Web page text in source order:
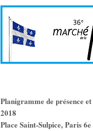
Planigramme de présence
2018
Place Saint-Sulpice, Paris 6e